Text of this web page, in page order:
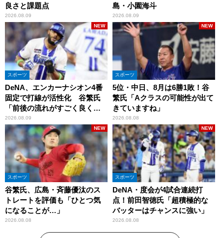
良さと課題点
2026.08.09
島・小園海斗
2026.08.09
スポーツ
DeNA、エンカーナシオン4番
固定で打線が活性化 谷繁氏
「前後の流れがすごく良くな
りましたね」
2026.08.09
NEW
スポーツ
5位・中日、8月は6勝1敗！谷
繁氏「Aクラスの可能性が出て
きていますね」
2026.08.08
NEW
スポーツ
谷繁氏、広島・斉藤優汰のス
トレートを評価も「ひとつ気
になることが…」
2026.08.08
NEW
スポーツ
DeNA・度会が4試合連続打
点！前田智徳氏「超積極的な
バッターはチャンスに強い」
2026.08.08
NEW